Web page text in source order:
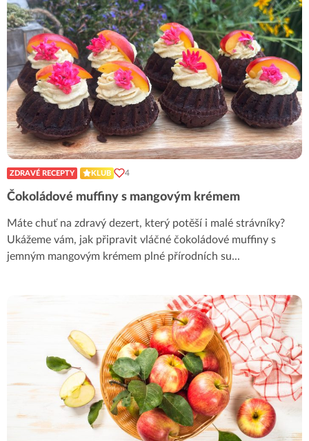
ZDRAVÉ RECEPTY KLUB 4
Čokoládové muffiny s mangovým krémem
Máte chuť na zdravý dezert, který potěší i malé strávníky?
Ukážeme vám, jak připravit vláčné čokoládové muffiny s
jemným mangovým krémem plné přírodních su...